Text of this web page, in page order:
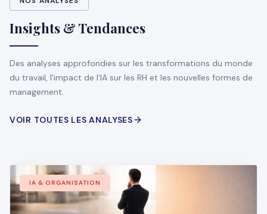
Insights & Tendances
Des analyses approfondies sur les transformations du monde
du travail, l'impact de l'IA sur les RH et les nouvelles formes de
management.
VOIR TOUTES LES ANALYSES
IA & ORGANISATION